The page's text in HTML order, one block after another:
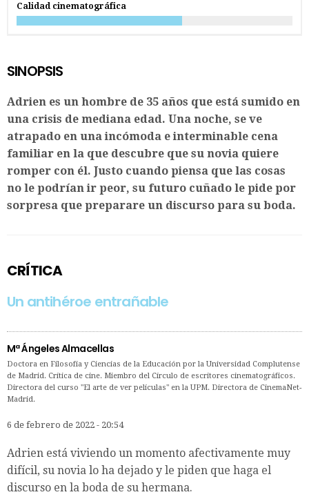
Calidad cinematográfica
SINOPSIS
Adrien es un hombre de 35 años que está sumido en
una crisis de mediana edad. Una noche, se ve
atrapado en una incómoda e interminable cena
familiar en la que descubre que su novia quiere
romper con él. Justo cuando piensa que las cosas
no le podrían ir peor, su futuro cuñado le pide por
sorpresa que preparare un discurso para su boda.
CRÍTICA
Un antihéroe entrañable
Mª Ángeles Almacellas
Doctora en Filosofía y Ciencias de la Educación por la Universidad Complutense
de Madrid. Crítica de cine. Miembro del Círculo de escritores cinematográficos.
Directora del curso "El arte de ver películas" en la UPM. Directora de CinemaNet-
Madrid.
6 de febrero de 2022 - 20:54
Adrien está viviendo un momento afectivamente muy
difícil, su novia lo ha dejado y le piden que haga el
discurso en la boda de su hermana.